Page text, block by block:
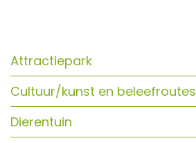
Attractiepark
Cultuur/kunst en beleefroutes
Dierentuin